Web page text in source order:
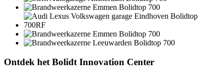
Ontdek het Bolidt Innovation Center